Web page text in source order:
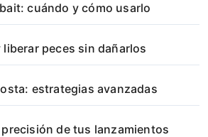
cuándo y cómo usarlo
peces sin dañarlos
estrategias avanzadas
de tus lanzamientos